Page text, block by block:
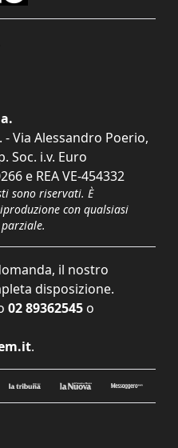
Via Alessandro Poerio,
Soc. i.v. Euro
e REA VE-454332
sono riservati. È
con qualsiasi
il nostro
disposizione.
02 89362545 o
.